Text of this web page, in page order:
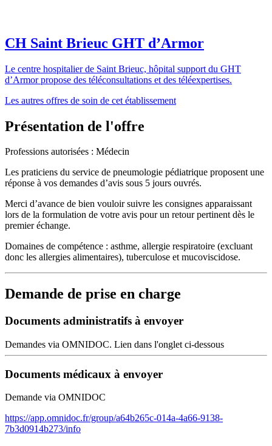
CH Saint Brieuc GHT d’Armor
Le centre hospitalier de Saint Brieuc, hôpital support du GHT
d’Armor propose des téléconsultations et des téléexpertises.
Les autres offres de soin de cet établissement
Présentation de l'offre
Professions autorisées : Médecin
Les praticiens du service de pneumologie pédiatrique proposent une
réponse à vos demandes d’avis sous 5 jours ouvrés.
Merci d’avance de bien vouloir suivre les consignes apparaissant
lors de la formulation de votre avis pour un retour pertinent dès le
premier échange.
Domaines de compétence : asthme, allergie respiratoire (excluant
donc les allergies alimentaires), tuberculose et mucoviscidose.
Demande de prise en charge
Documents administratifs à envoyer
Demandes via OMNIDOC. Lien dans l'onglet ci-dessous
Documents médicaux à envoyer
Demande via OMNIDOC
https://app.omnidoc.fr/group/a64b265c-014a-4a66-9138-
7b3d0914b273/info